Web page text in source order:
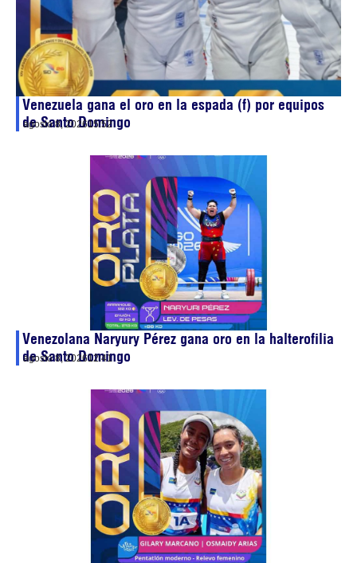
Venezuela gana el oro en la espada (f) por equipos
de Santo Domingo
agosto 8, 202615:52
Venezolana Naryury Pérez gana oro en la halterofilia
de Santo Domingo
agosto 8, 202612:41